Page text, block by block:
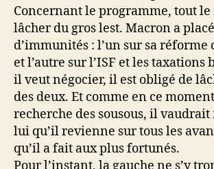
Concernant le programme, tout
lâcher du gros lest. Macron a
d’immunités : l’un sur sa réforme
et l’autre sur l’ISF et les taxations
il veut négocier, il est obligé de
des deux. Et comme en ce
recherche des sousous, il
lui qu’il revienne sur tous les
qu’il a fait aux plus fortunés.
Pour l’instant, la gauche ne s’y